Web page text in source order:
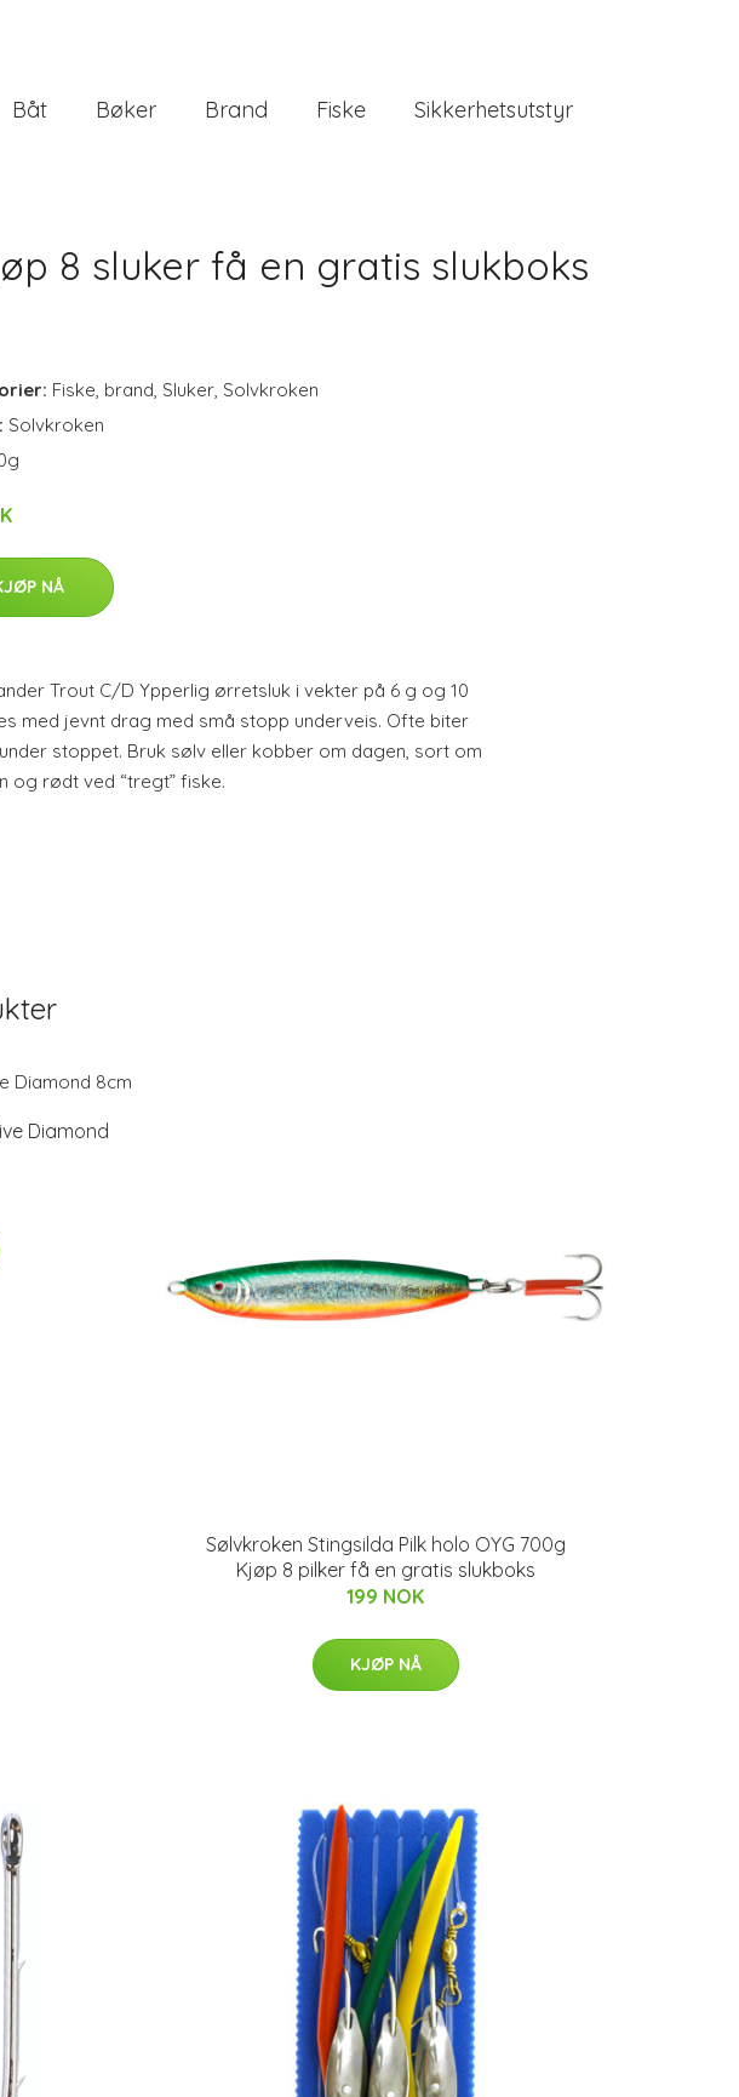
Båt Bøker Brand Fiske Sikkerhetsutstyr
8 sluker få en gratis slukboks
Fiske, brand, Sluker, Solvkroken
Solvkroken
NÅ
Trout C/D Ypperlig ørretsluk i vekter på 6 g og 10
med jevnt drag med små stopp underveis. Ofte biter
stoppet. Bruk sølv eller kobber om dagen, sort om
og rødt ved “tregt” fiske.
Diamond
Sølvkroken Stingsilda Pilk holo OYG 700g
Kjøp 8 pilker få en gratis slukboks
199 NOK
KJØP NÅ